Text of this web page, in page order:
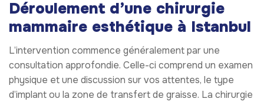
Déroulement d’une chirurgie
mammaire esthétique à Istanbul
L’intervention commence généralement par une
consultation approfondie. Celle-ci comprend un examen
physique et une discussion sur vos attentes, le type
d’implant ou la zone de transfert de graisse. La chirurgie